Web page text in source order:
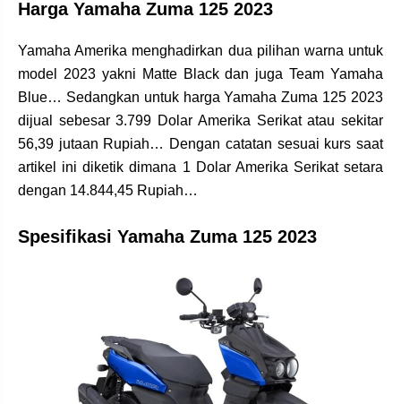
Harga Yamaha Zuma 125 2023
Yamaha Amerika menghadirkan dua pilihan warna untuk
model 2023 yakni Matte Black dan juga Team Yamaha
Blue… Sedangkan untuk harga Yamaha Zuma 125 2023
dijual sebesar 3.799 Dolar Amerika Serikat atau sekitar
56,39 jutaan Rupiah… Dengan catatan sesuai kurs saat
artikel ini diketik dimana 1 Dolar Amerika Serikat setara
dengan 14.844,45 Rupiah…
Spesifikasi Yamaha Zuma 125 2023